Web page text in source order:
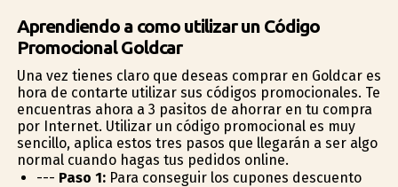
Aprendiendo a como utilizar un Código
Promocional Goldcar
Una vez tienes claro que deseas comprar en Goldcar es
hora de contarte utilizar sus códigos promocionales. Te
encuentras ahora a 3 pasitos de ahorrar en tu compra
por Internet. Utilizar un código promocional es muy
sencillo, aplica estos tres pasos que llegarán a ser algo
normal cuando hagas tus pedidos online.
--- Paso 1:Para conseguir los cupones descuento